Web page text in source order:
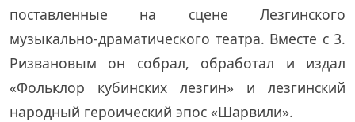
поставленные на сцене Лезгинского
музыкально-драматического театра. Вместе с 3.
Ризвановым он собрал, обработал и издал
«Фольклор кубинских лезгин» и лезгинский
народный героический эпос «Шарвили».